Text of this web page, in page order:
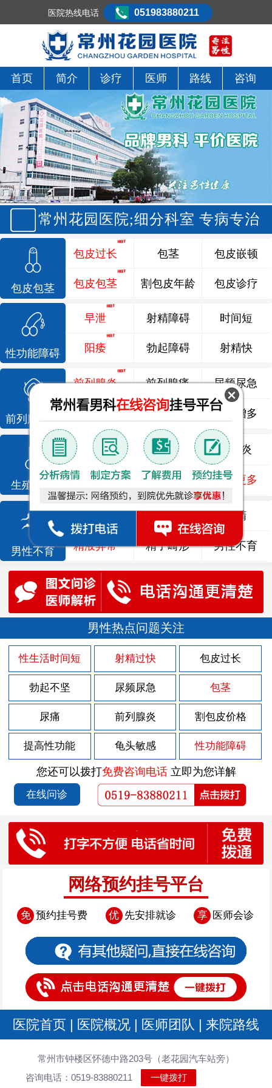
首页 简介 诊疗 医师 路线 咨询
常州花园医院;细分科室 专病专治
包皮包茎
包皮过长
包皮包茎
包茎
割包皮年龄
包皮嵌顿
包皮诊疗
性功能障碍
早泄
阳痿
射精障碍
勃起障碍
时间短
射精快
前列腺疾病
前列腺炎 前列腺痛 尿频尿急
前列腺增生 排尿不畅 夜尿增多
生殖感染
龟头炎 睾丸炎 尿道炎
尿相关 泌尿感染 了解更多
男性不育
死精 少精 弱精
精液异常 精子畸形 男性不育
男性热点问题关注
性生活时间短 射精过快 包皮过长
勃起不坚 尿频尿急 包茎
尿痛 前列腺炎 割包皮价格
提高性功能 龟头敏感 性功能障碍
您还可以拨打免费咨询电话立即为您详解
在线问诊
网络预约挂号平台
免 预约挂号费 优 先安排就诊 享 医师会诊
医院首页 | 医院概况 | 医师团队 | 来院路线
常州市钟楼区怀德中路203号（老花园汽车站旁）
咨询电话：0519-83880211
一键拨打
医院热线电话 051983880211